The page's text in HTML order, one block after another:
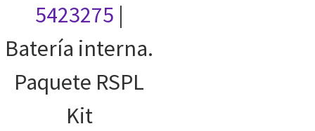
5423275 |
Batería interna.
Paquete RSPL
Kit